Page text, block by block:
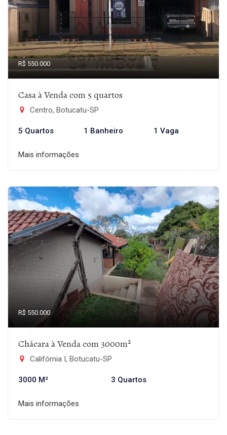
R$ 550.000
Casa à Venda com 5 quartos
Centro, Botucatu-SP
5 Quartos 1 Banheiro 1 Vaga
Mais informações
R$ 550.000
Chácara à Venda com 3000m²
Califórnia I, Botucatu-SP
3000 M² 3 Quartos
Mais informações